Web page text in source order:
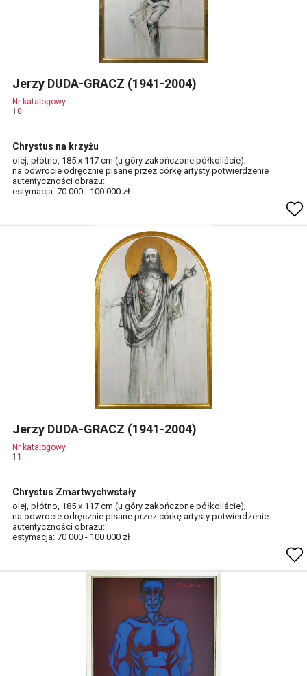
Jerzy DUDA-GRACZ (1941-2004)
Nr katalogowy
10
Chrystus na krzyżu
olej, płótno, 185 x 117 cm (u góry zakończone półkoliście);
na odwrocie odręcznie pisane przez córkę artysty potwierdzenie
autentyczności obrazu:
estymacja: 70 000 - 100 000 zł
Jerzy DUDA-GRACZ (1941-2004)
Nr katalogowy
11
Chrystus Zmartwychwstały
olej, płótno, 185 x 117 cm (u góry zakończone półkoliście);
na odwrocie odręcznie pisane przez córkę artysty potwierdzenie
autentyczności obrazu:
estymacja: 70 000 - 100 000 zł